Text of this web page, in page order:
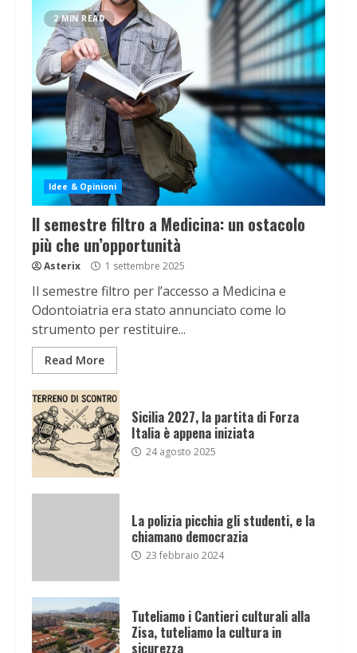
2 MIN READ
Idee & Opinioni
Il semestre filtro a Medicina: un ostacolo
più che un’opportunità
Asterix 1 settembre 2025
Il semestre filtro per l’accesso a Medicina e
Odontoiatria era stato annunciato come lo
strumento per restituire...
Read More
Sicilia 2027, la partita di Forza
Italia è appena iniziata
24 agosto 2025
La polizia picchia gli studenti, e la
chiamano democrazia
23 febbraio 2024
Tuteliamo i Cantieri culturali alla
Zisa, tuteliamo la cultura in
sicurezza